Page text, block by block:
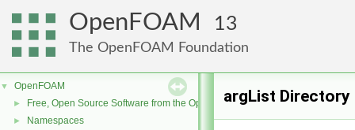
OpenFOAM 13
The OpenFOAM Foundation
▼ OpenFOAM
► Free, Open Source Software from the OpenFOAM Foundation
► Namespaces
argList Directory